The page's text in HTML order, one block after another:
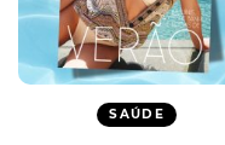
SAÚDE